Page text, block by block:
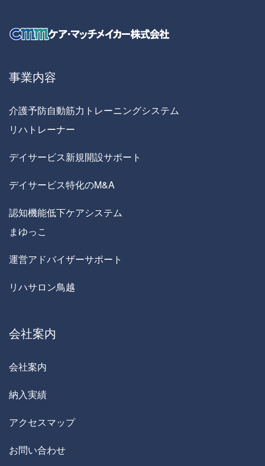
事業内容
介護予防自動筋力トレーニングシステム
リハトレーナー
デイサービス新規開設サポート
デイサービス特化のM&A
認知機能低下ケアシステム
まゆっこ
運営アドバイザーサポート
リハサロン鳥越
会社案内
会社案内
納入実績
アクセスマップ
お問い合わせ